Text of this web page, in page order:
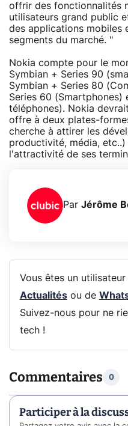
offrir des fonctionnalités
utilisateurs grand public
des applications mobiles
segments du marché. "
Nokia compte pour le
Symbian + Series 90
Symbian + Series 80
Series 60 (Smartphones)
téléphones). Nokia
offre à deux plates-
cherche à attirer les
productivité, média,
l'attractivité de ses
Par Jérôme
Vous êtes un utilisateur
Actualitésou de
Suivez-nous pour ne
tech !
Commentaires 0
Participer à la